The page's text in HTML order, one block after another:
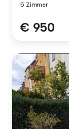
5 Zimmer
€ 950